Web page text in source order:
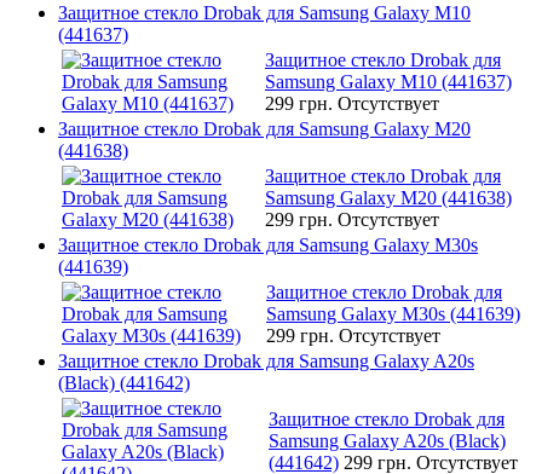
Защитное стекло Drobak для Samsung Galaxy M10
(441637)
Защитное стекло Drobak для
Samsung Galaxy M10 (441637)
299 грн. Отсутствует
Защитное стекло Drobak для Samsung Galaxy M20
(441638)
Защитное стекло Drobak для
Samsung Galaxy M20 (441638)
299 грн. Отсутствует
Защитное стекло Drobak для Samsung Galaxy M30s
(441639)
Защитное стекло Drobak для
Samsung Galaxy M30s (441639)
299 грн. Отсутствует
Защитное стекло Drobak для Samsung Galaxy A20s
(Black) (441642)
Защитное стекло Drobak для
Samsung Galaxy A20s (Black)
(441642) 299 грн. Отсутствует